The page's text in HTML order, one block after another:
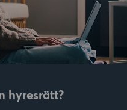
hyresrätt?